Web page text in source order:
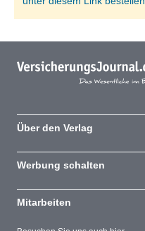
Über den Verlag
Werbung schalten
Mitarbeiten